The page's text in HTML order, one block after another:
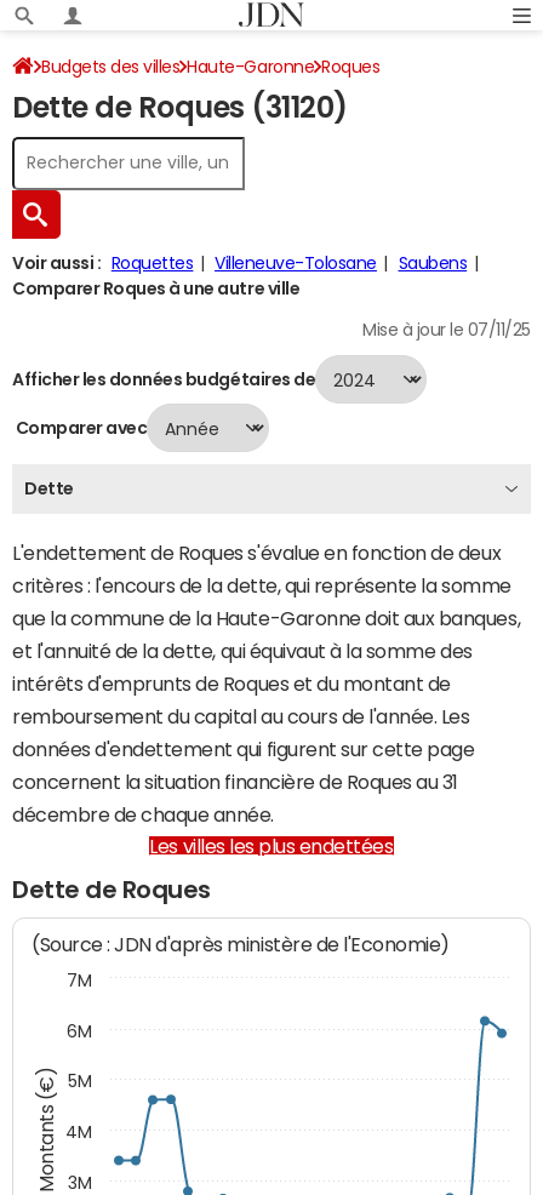
Budgets des villes Haute-Garonne Roques
Dette au 31/12/2024
Dette de Roques (31120)
Voir aussi : Roquettes Villeneuve-Tolosane
Saubens
Comparer Roques à une autre ville
Mise à jour le 07/11/25
Afficher les données budgétaires de
Comparer avec
Dette
L'endettement de Roques s'évalue en fonction de deux
critères : l'encours de la dette, qui représente la somme
que la commune de la Haute-Garonne doit aux banques,
et l'annuité de la dette, qui équivaut à la somme des
intérêts d'emprunts de Roques et du montant de
remboursement du capital au cours de l'année. Les
données d'endettement qui figurent sur cette page
concernent la situation financière de Roques au 31
décembre de chaque année.
Les villes les plus endettées
Dette de Roques
Montants (€)
(Source : JDN d'après ministère de l'Economie)
3M
4M
5M
6M
7M